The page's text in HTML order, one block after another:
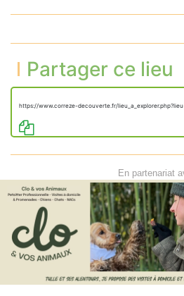
Partager ce lieu
https://www.correze-decouverte.fr/
En partenariat